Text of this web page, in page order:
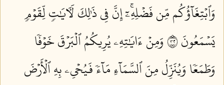
وَٱبۡتِغَآؤُكُم مِّن فَضۡلِهِۦٓۚ إِنَّ فِي ذَٰلِكَ لَأٓيَٰتٖ لِّقَوۡمٖ
يَسۡمَعُونَ ٢٣
وَمِنۡ ءَايَٰتِهِۦ يُرِيكُمُ ٱلۡبَرۡقَ خَوۡفٗا
وَطَمَعٗا وَيُنَزِّلُ مِنَ ٱلسَّمَآءِ مَآءٗ فَيُحۡيِۦ بِهِ ٱلۡأَرۡضَ